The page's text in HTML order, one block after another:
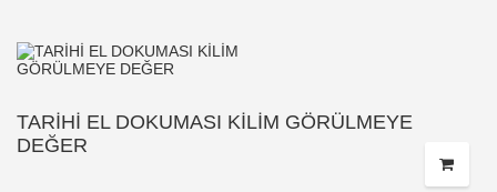
TARİHİ EL DOKUMASI KİLİM GÖRÜLMEYE
DEĞER